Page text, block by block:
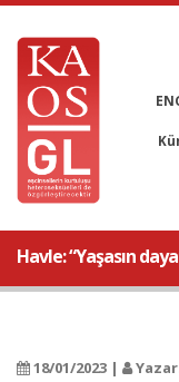
Havle: “Yaşasın
18/01/2023 |